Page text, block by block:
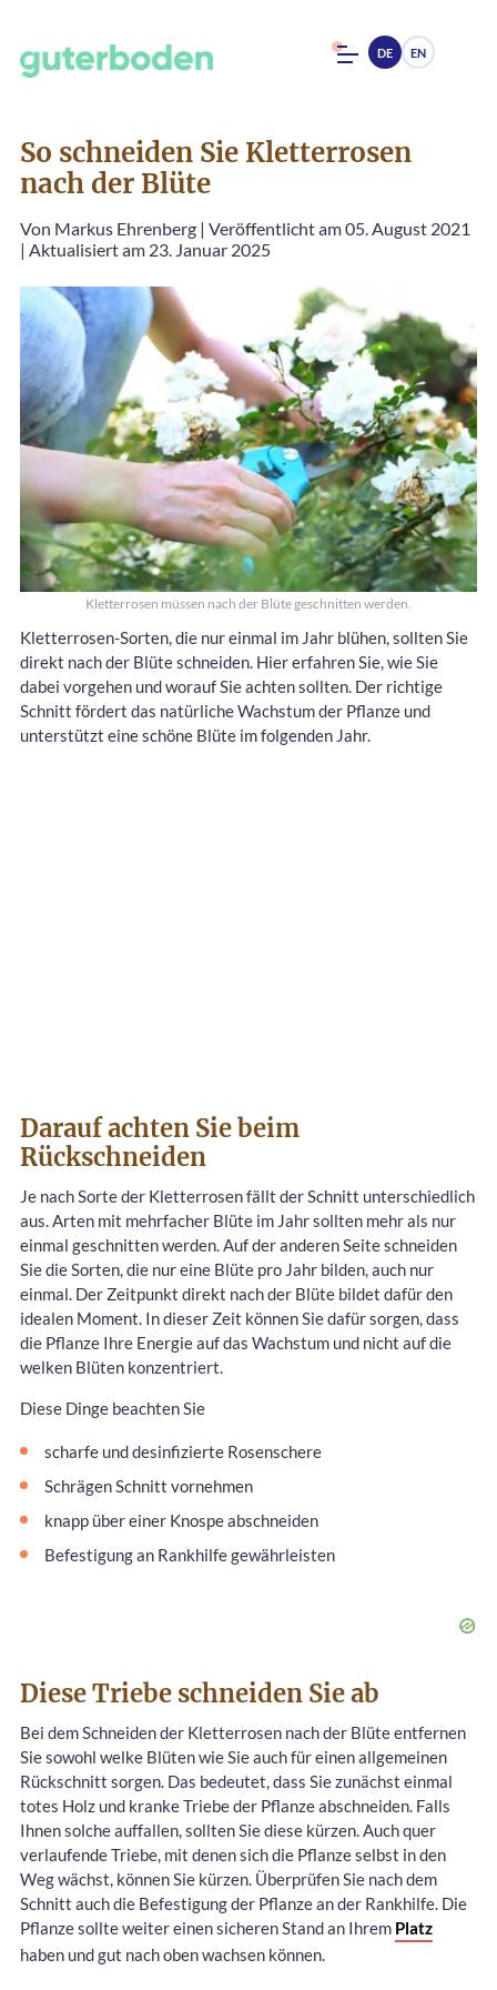
DE EN
So schneiden Sie Kletterrosen
nach der Blüte
Von Markus Ehrenberg | Veröffentlicht am 05. August 2021
| Aktualisiert am 23. Januar 2025
Kletterrosen müssen nach der Blüte geschnitten werden.
Kletterrosen-Sorten, die nur einmal im Jahr blühen, sollten Sie
direkt nach der Blüte schneiden. Hier erfahren Sie, wie Sie
dabei vorgehen und worauf Sie achten sollten. Der richtige
Schnitt fördert das natürliche Wachstum der Pflanze und
unterstützt eine schöne Blüte im folgenden Jahr.
Darauf achten Sie beim
Rückschneiden
Je nach Sorte der Kletterrosen fällt der Schnitt unterschiedlich
aus. Arten mit mehrfacher Blüte im Jahr sollten mehr als nur
einmal geschnitten werden. Auf der anderen Seite schneiden
Sie die Sorten, die nur eine Blüte pro Jahr bilden, auch nur
einmal. Der Zeitpunkt direkt nach der Blüte bildet dafür den
idealen Moment. In dieser Zeit können Sie dafür sorgen, dass
die Pflanze Ihre Energie auf das Wachstum und nicht auf die
welken Blüten konzentriert.
Diese Dinge beachten Sie
scharfe und desinfizierte Rosenschere
Schrägen Schnitt vornehmen
knapp über einer Knospe abschneiden
Befestigung an Rankhilfe gewährleisten
Diese Triebe schneiden Sie ab
Bei dem Schneiden der Kletterrosen nach der Blüte entfernen
Sie sowohl welke Blüten wie Sie auch für einen allgemeinen
Rückschnitt sorgen. Das bedeutet, dass Sie zunächst einmal
totes Holz und kranke Triebe der Pflanze abschneiden. Falls
Ihnen solche auffallen, sollten Sie diese kürzen. Auch quer
verlaufende Triebe, mit denen sich die Pflanze selbst in den
Weg wächst, können Sie kürzen. Überprüfen Sie nach dem
Schnitt auch die Befestigung der Pflanze an der Rankhilfe. Die
Pflanze sollte weiter einen sicheren Stand an Ihrem Platz
haben und gut nach oben wachsen können.